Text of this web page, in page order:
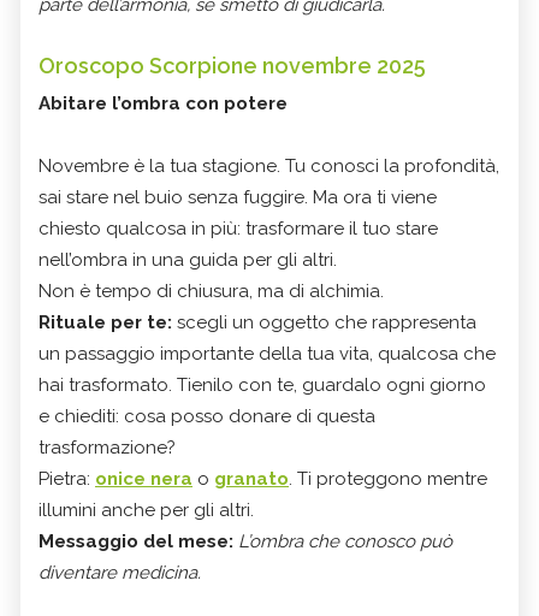
parte dell’armonia, se smetto di giudicarla.
Oroscopo Scorpione novembre 2025
Abitare l’ombra con potere
Novembre è la tua stagione. Tu conosci la profondità,
sai stare nel buio senza fuggire. Ma ora ti viene
chiesto qualcosa in più: trasformare il tuo stare
nell’ombra in una guida per gli altri.
Non è tempo di chiusura, ma di alchimia.
Rituale per te: scegli un oggetto che rappresenta
un passaggio importante della tua vita, qualcosa che
hai trasformato. Tienilo con te, guardalo ogni giorno
e chiediti: cosa posso donare di questa
trasformazione?
Pietra: onice nera o granato. Ti proteggono mentre
illumini anche per gli altri.
Messaggio del mese: L’ombra che conosco può
diventare medicina.